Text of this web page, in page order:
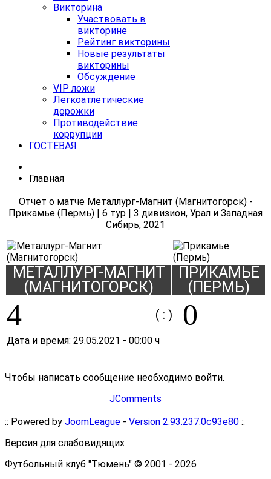
Викторина
Участвовать в
викторине
Рейтинг викторины
Новые результаты
викторины
Обсуждение
VIP ложи
Легкоатлетические
дорожки
Противодействие
коррупции
ГОСТЕВАЯ
Главная
Отчет о матче Металлург-Магнит (Магнитогорск) -
Прикамье (Пермь) | 6 тур | 3 дивизион, Урал и Западная
Сибирь, 2021
МЕТАЛЛУРГ-МАГНИТ
(МАГНИТОГОРСК)
ПРИКАМЬЕ
(ПЕРМЬ)
4 ( : ) 0
Дата и время: 29.05.2021 - 00:00 ч
Чтобы написать сообщение необходимо войти.
JComments
:: Powered by JoomLeague - Version 2.93.237.0c93e80 ::
Версия для слабовидящих
Футбольный клуб "Тюмень" © 2001 - 2026